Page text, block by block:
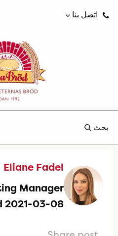
اتصل بنا
بحث
Eliane Fadel
Manager
2021-03-08